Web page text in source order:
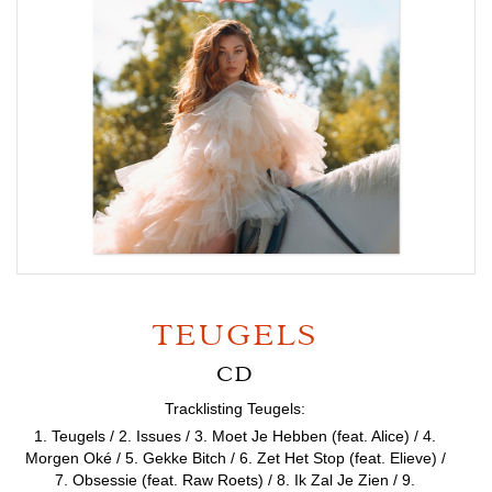
TEUGELS
CD
Tracklisting Teugels:
1. Teugels / 2. Issues / 3. Moet Je Hebben (feat. Alice) / 4.
Morgen Oké / 5. Gekke Bitch / 6. Zet Het Stop (feat. Elieve) /
7. Obsessie (feat. Raw Roets) / 8. Ik Zal Je Zien / 9.